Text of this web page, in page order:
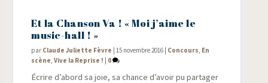
Et la Chanson Va ! « Moi j’aime le
music-hall ! »
par Claude Juliette Fèvre | 15 novembre 2016 | Concours En
scène ,Vive la Reprise ! | 0
Écrire d’abord sa joie, sa chance d’avoir pu par­ta­ger